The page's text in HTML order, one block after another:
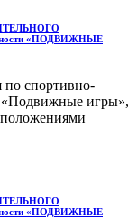
«ПОДВИЖНЫЕ
по спортивно-
«Подвижные игры»,
положениями
«ПОДВИЖНЫЕ